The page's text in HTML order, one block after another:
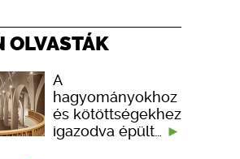
OLVASTÁK
A
hagyományokhoz
és kötöttségekhez
igazodva épült…